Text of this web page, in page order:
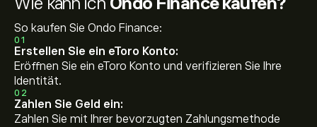
So kaufen Sie Ondo Finance:
01
Erstellen Sie ein eToro Konto:
Eröffnen Sie ein eToro Konto und verifizieren Sie Ihre
Identität.
02
Zahlen Sie Geld ein:
Zahlen Sie mit Ihrer bevorzugten Zahlungsmethode